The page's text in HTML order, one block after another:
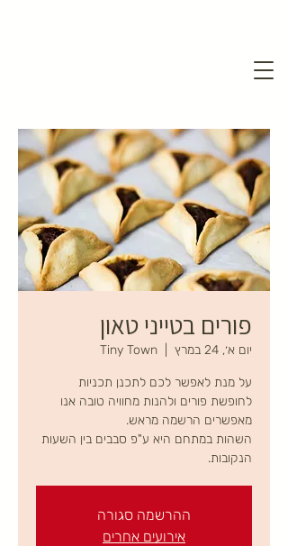
פורים בטייני טאון
יום א׳, 24 במרץ Tiny Town
על מנת לאפשר לכם לתכנן תכניות
לחופשת פורים ולהנות מחוויה טובה אנו
השהות במתחם היא ע"פ סבבים בין השעות
הנקובות.
ההרשמה סגורה
אירועים אחרים